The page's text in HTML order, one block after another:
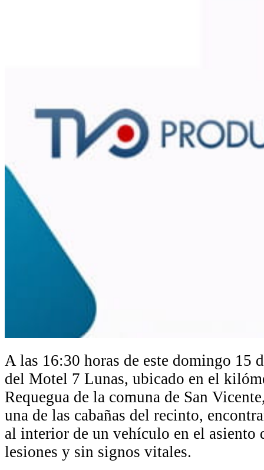
A las 16:30 horas de este domingo 15
del Motel 7 Lunas, ubicado en el
Requegua de la comuna de San
una de las cabañas del recinto,
al interior de un vehículo en el asiento
lesiones y sin signos vitales.